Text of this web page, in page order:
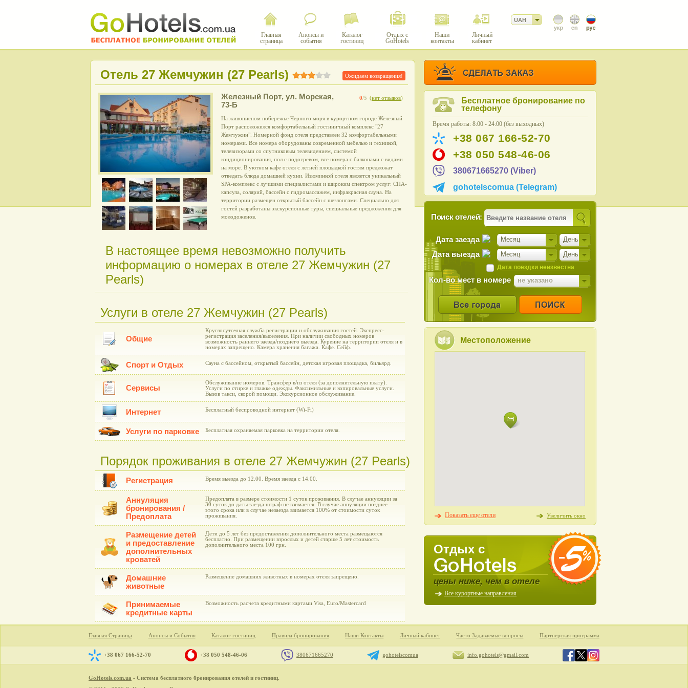
Главная
страница
Анонсы и
события
Каталог
гостиниц
Отдых с
GoHotels
Наши
контакты
Личный
кабинет
UAH
Ожидаем возвращения!
Отель 27 Жемчужин (27 Pearls)
0/5 (нет отзывов)
Железный Порт, ул. Морская,
73-Б
На живописном побережье Черного моря в курортном городе Железный
Порт расположился комфортабельный гостиничный комплекс "27
Жемчужин". Номерной фонд отеля представлен 32 комфортабельными
номерами. Все номера оборудованы современной мебелью и техникой,
телевизорами со спутниковым телевидением, системой
кондиционирования, пол с подогревом, все номера с балконами с видами
на море. В уютном кафе отеля с летней площадкой гостям предложат
отведать блюда домашней кухни. Изюминкой отеля является уникальный
SPA-комплекс с лучшими специалистами и широким спектром услуг: СПА-
капсула, солярий, бассейн с гидромассажем, инфракрасная сауна. На
территории размещен открытый бассейн с шезлонгами. Специально для
гостей разработаны экскурсионные туры, специальные предложения для
молодоженов.
В настоящее время невозможно получить
информацию о номерах в отеле 27 Жемчужин (27
Pearls)
Услуги в отеле 27 Жемчужин (27 Pearls)
Общие
Круглосуточная служба регистрации и обслуживания гостей. Экспресс-
регистрация заселения/выселения. При наличии свободных номеров
возможность раннего заезда/позднего выезда. Курение на территории отеля и в
номерах запрещено. Камера хранения багажа. Кафе. Сейф.
Спорт и Отдых Сауна с бассейном, открытый бассейн, детская игровая площадка, бильярд.
Сервисы
Обслуживание номеров. Трансфер в/из отеля (за дополнительную плату).
Услуги по стирке и глажке одежды. Факсимильные и копировальные услуги.
Вызов такси, скорой помощи. Экскурсионное обслуживание.
Интернет Бесплатный беспроводной интернет (Wi-Fi)
Услуги по парковке Бесплатная охраняемая парковка на территории отеля.
Порядок проживания в отеле 27 Жемчужин (27 Pearls)
Регистрация Время выезда до 12.00. Время заезда с 14.00.
Аннуляция
бронирования /
Предоплата
Предоплата в размере стоимости 1 суток проживания. В случае аннуляции за
30 суток до даты заезда штраф не взимается. В случае аннуляции позднее
этого срока или в случае незаезда взимается 100% от стоимости суток
проживания.
Размещение детей
и предоставление
дополнительных
кроватей
Дети до 5 лет без предоставления дополнительного места размещаются
бесплатно. При размещении взрослых и детей старше 5 лет стоимость
дополнительного места 100 грн.
Домашние
животные
Размещение домашних животных в номерах отеля запрещено.
Принимаемые
кредитные карты
Возможность расчета кредитными картами Visa, Euro/Mastercard
Бесплатное бронирование по
телефону
Время работы: 8:00 - 24:00 (без выходных)
+38 067 166-52-70
+38 050 548-46-06
380671665270 (Viber)
gohotelscomua (Telegram)
Поиск отелей:
Месяц День
Дата заезда
Месяц День
Дата выезда
Дата поездки неизвестна
Кол-во мест в номере не указано
Местоположение
Показать еще отели Увеличить окно
Отдых с
цены ниже, чем в отеле
Все курортные направления
Главная Страница Анонсы и События Каталог гостиниц Правила бронирования Наши Контакты Личный кабинет Часто Задаваемые вопросы Партнерская программа
+38 067 166-52-70 +38 050 548-46-06 380671665270 gohotelscomua info.gohotels@gmail.com
GoHotels.com.ua - Система бесплатного бронирования отелей и гостиниц.